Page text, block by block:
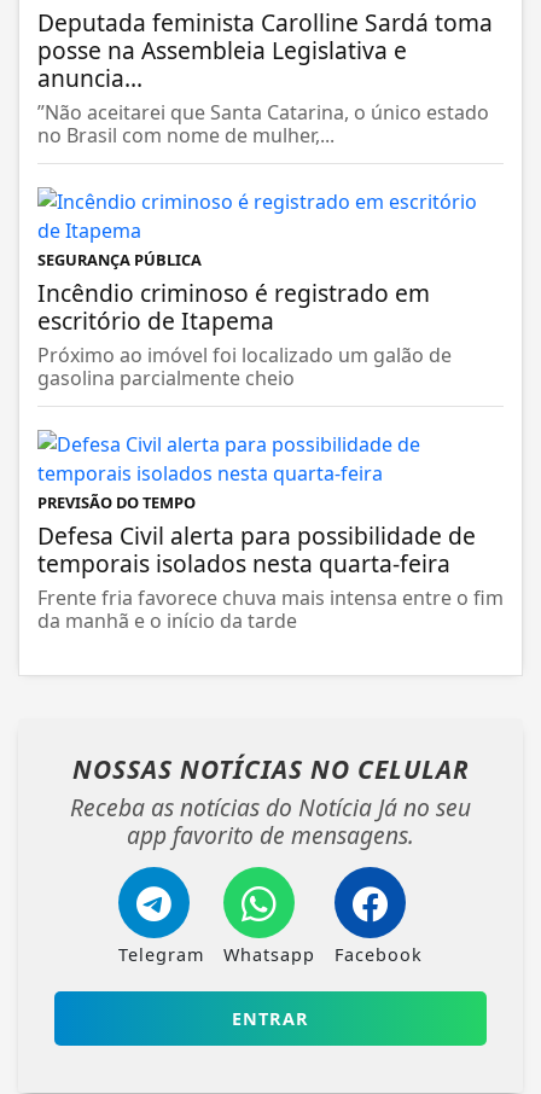
Deputada feminista Carolline Sardá toma
posse na Assembleia Legislativa e
anuncia...
”Não aceitarei que Santa Catarina, o único estado
no Brasil com nome de mulher,...
SEGURANÇA PÚBLICA
Incêndio criminoso é registrado em
escritório de Itapema
Próximo ao imóvel foi localizado um galão de
gasolina parcialmente cheio
PREVISÃO DO TEMPO
Defesa Civil alerta para possibilidade de
temporais isolados nesta quarta-feira
Frente fria favorece chuva mais intensa entre o fim
da manhã e o início da tarde
NOSSAS NOTÍCIAS NO CELULAR
Receba as notícias do Notícia Já no seu
app favorito de mensagens.
Telegram Whatsapp Facebook
ENTRAR